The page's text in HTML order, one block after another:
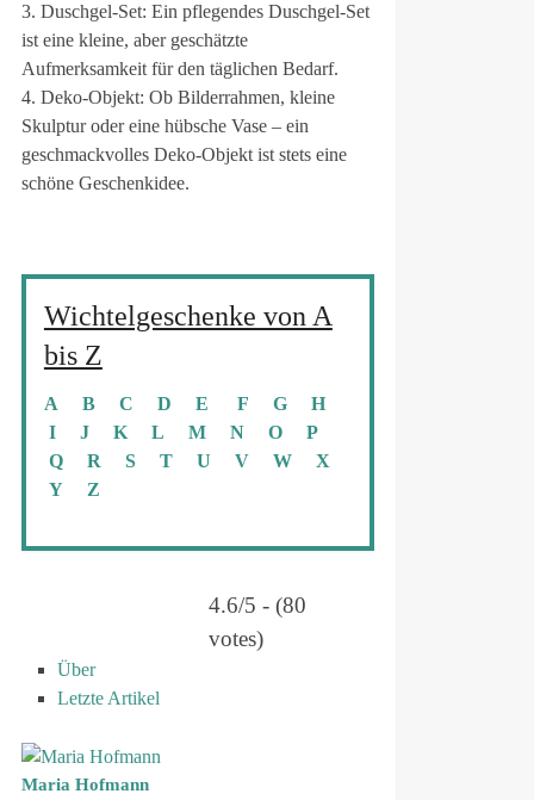
3. Duschgel-Set: Ein pflegendes Duschgel-Set
ist eine kleine, aber geschätzte
Aufmerksamkeit für den täglichen Bedarf.
4. Deko-Objekt: Ob Bilderrahmen, kleine
Skulptur oder eine hübsche Vase – ein
geschmackvolles Deko-Objekt ist stets eine
schöne Geschenkidee.
Wichtelgeschenke von A
bis Z
A B C D E F G
H
I
J K L M N O
P
Q
R S T U V W
X
Y
Z
4.6/5 - (80
votes)
Über
Letzte Artikel
Maria Hofmann